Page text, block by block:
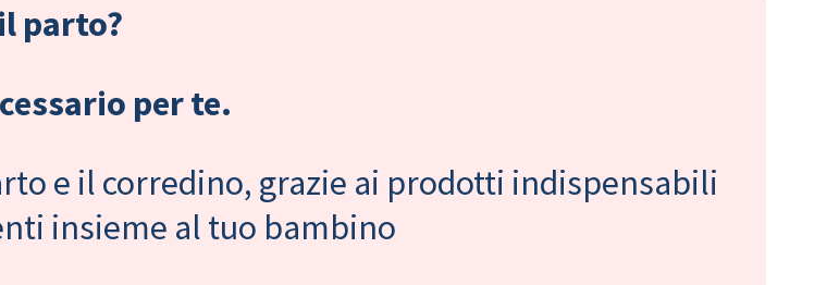
parto?
per te.
e il corredino, grazie ai prodotti indispensabili
insieme al tuo bambino